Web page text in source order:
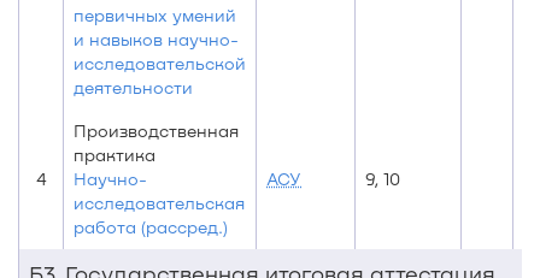
первичных умений
и навыков научно-
исследовательской
деятельности
4
Производственная
практика
Научно-
исследовательская
работа (рассред.)
АСУ 9, 10